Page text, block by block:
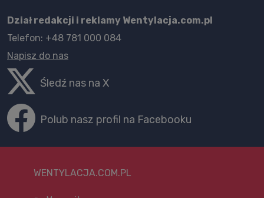
Dział redakcji i reklamy Wentylacja.com.pl
Telefon: +48 781 000 084
Napisz do nas
Śledź nas na X
Polub nasz profil na Facebooku
WENTYLACJA.COM.PL